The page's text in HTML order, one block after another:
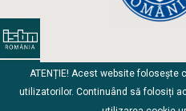
ATENȚIE! Acest website folosește
utilizatorilor. Continuând să folosiți